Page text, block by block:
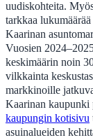
uudiskohteita.
tarkkaa
Kaarinan
Vuosien
keskimäärin noin
vilkkainta
markkinoille
Kaarinan kaupunki
kaupungin kotisivu
asuinalueiden